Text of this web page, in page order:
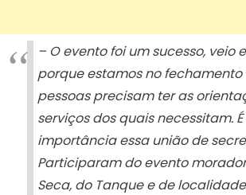
– O evento foi um sucesso, veio
porque estamos no fechamento
pessoas precisam ter as
serviços dos quais necessitam.
importância essa união de
Participaram do evento
Seca, do Tanque e de